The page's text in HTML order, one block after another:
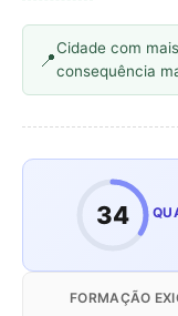
Cidade com
consequência
34
FORMAÇÃO